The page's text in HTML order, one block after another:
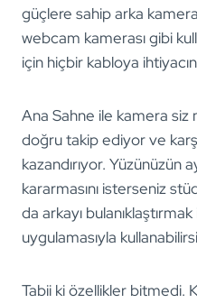
güçlere sahip arka
webcam kamerası gibi
için hiçbir kabloya
Ana Sahne ile kamera
doğru takip ediyor ve
kazandırıyor. Yüzünüzün
kararmasını isterseniz
da arkayı
uygulamasıyla
Tabii ki özellikler bitmedi.